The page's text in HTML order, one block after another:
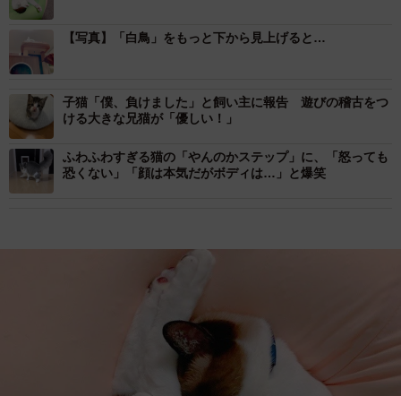
【写真】「白鳥」をもっと下から見上げると…
子猫「僕、負けました」と飼い主に報告 遊びの稽古をつ
ける大きな兄猫が「優しい！」
ふわふわすぎる猫の「やんのかステップ」に、「怒っても
恐くない」「顔は本気だがボディは…」と爆笑